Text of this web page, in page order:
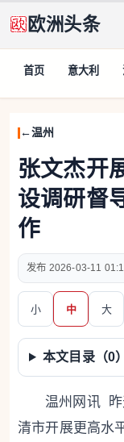
欧洲头条
首页 意大利
温州
张文杰开
设调研督
作
2026-03-11
小 中 大
本文目录（0）
温州网讯 昨
清市开展更高水